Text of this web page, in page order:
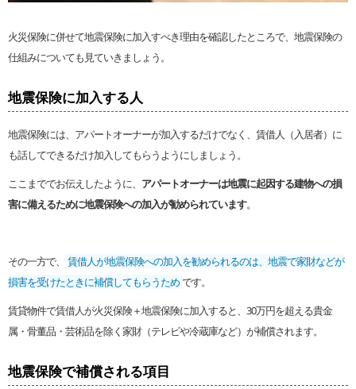
火災保険に併せて地震保険に加入すべき理由を確認したところで、地震保険の
仕組みについても見ていきましょう。
地震保険に加入する人
地震保険には、アパートオーナーが加入するだけでなく、賃借人（入居者）に
も話してできるだけ加入してもらうようにしましょう。
ここまででお伝えしたように、 アパートオーナーは地震に起因する建物への損
害に備えるために地震保険への加入が勧められています。
その一方で、
賃借人が地震保険への加入を勧められるのは、地震で家財などが
損害を受けたときに補償してもらうためです。
賃貸物件で賃借人が火災保険＋地震保険に加入すると、30万円を超える貴金
属・骨董品・芸術品を除く家財（テレビや冷蔵庫など）が補償されます。
地震保険で補償される項目